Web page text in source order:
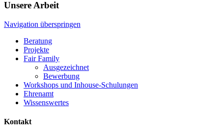
Unsere Arbeit
Navigation überspringen
Beratung
Projekte
Fair Family
Ausgezeichnet
Bewerbung
Workshops und Inhouse-Schulungen
Ehrenamt
Wissenswertes
Kontakt